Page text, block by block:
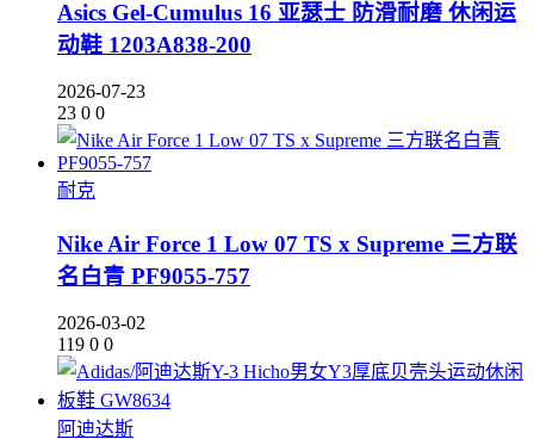
Asics Gel-Cumulus 16 亚瑟士 防滑耐磨 休闲运
动鞋 1203A838-200
2026-07-23
23 0 0
耐克
Nike Air Force 1 Low 07 TS x Supreme 三方联
名白青 PF9055-757
2026-03-02
119 0 0
阿迪达斯